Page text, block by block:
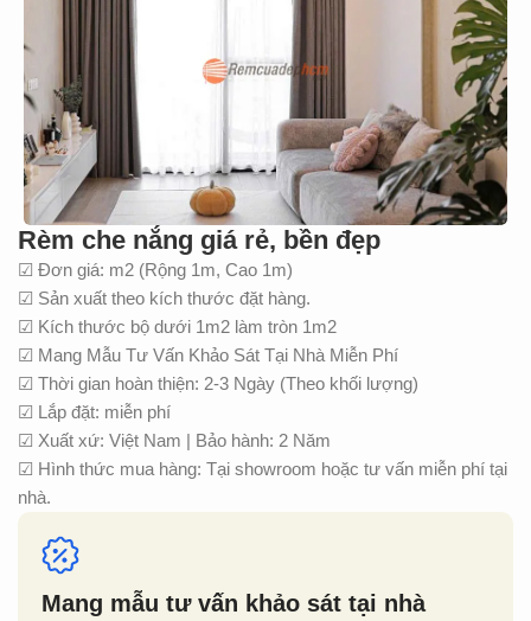
Rèm che nắng giá rẻ, bền đẹp
☑ Đơn giá: m2 (Rộng 1m, Cao 1m)
☑ Sản xuất theo kích thước đặt hàng.
☑ Kích thước bộ dưới 1m2 làm tròn 1m2
☑ Mang Mẫu Tư Vấn Khảo Sát Tại Nhà Miễn Phí
☑ Thời gian hoàn thiện: 2-3 Ngày (Theo khối lượng)
☑ Lắp đặt: miễn phí
☑ Xuất xứ: Việt Nam | Bảo hành: 2 Năm
☑ Hình thức mua hàng: Tại showroom hoặc tư vấn miễn phí tại
nhà.
Mang mẫu tư vấn khảo sát tại nhà